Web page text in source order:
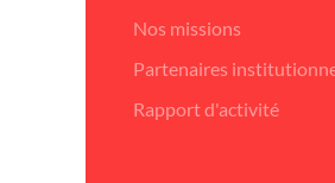
Nos missions
Partenaires
Rapport d'activité